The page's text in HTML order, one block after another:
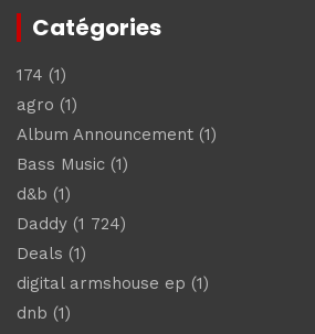
Catégories
174 (1)
agro (1)
Album Announcement (1)
Bass Music (1)
d&b (1)
Daddy (1 724)
Deals (1)
digital armshouse ep (1)
dnb (1)